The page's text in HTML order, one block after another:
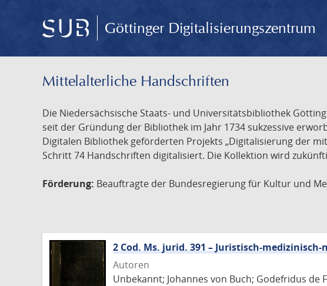
Göttinger Digitalisierungszentrum
Mittelalterliche Handschriften
Die Niedersächsische Staats- und Universitätsbibliothek
seit der Gründung der Bibliothek im Jahr 1734 sukzessive
Digitalen Bibliothek geförderten Projekts „Digitalisierung der
Schritt 74 Handschriften digitalisiert. Die Kollektion wird
Förderung: Beauftragte der Bundesregierung für Kultur und
2 Cod. Ms. jurid. 391 – Juristisch-
Autoren
Unbekannt; Johannes von Buch; Godefridus